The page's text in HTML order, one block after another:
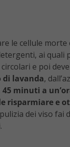
le cellule morte
ai quali
e poi
di lavanda,
minuti a
risparmiare e
dei viso